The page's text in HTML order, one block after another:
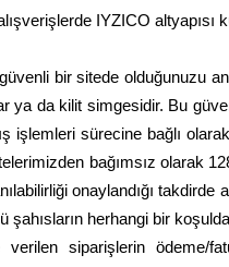
IYZICO altyapısı
bir sitede olduğunuzu
ya da kilit simgesidir. Bu
işlemleri sürecine bağlı
bağımsız olarak
onaylandığı
şahısların herhangi bir
siparişlerin ödeme/